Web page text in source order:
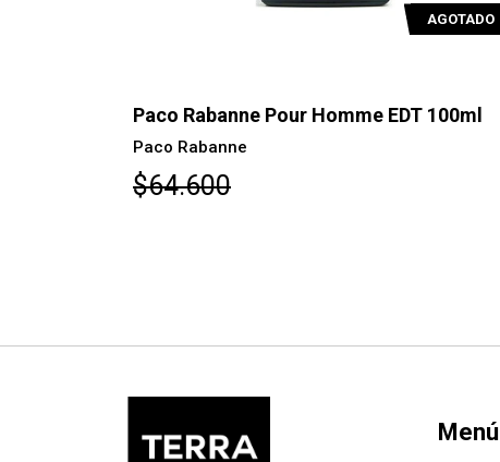
Paco Rabanne Phantom EDT 150ml
Paco Rabanne
$131.100
Menú